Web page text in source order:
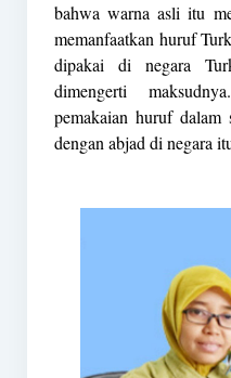
bahwa warna asli itu
memanfaatkan huruf
dipakai di negara
dimengerti
pemakaian huruf dalam
dengan abjad di negara